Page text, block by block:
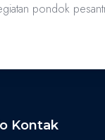
pondok
Kontak